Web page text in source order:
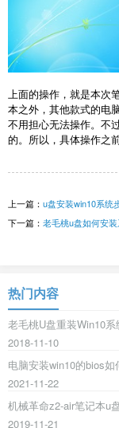
上面的操作，就是本次
本之外，其他款式的电
不用担心无法操作。不
的。所以，具体操作之
上一篇： u盘安装win10系统
下一篇： 老毛桃u盘如何安
热门内容
老毛桃U盘重装Win10系
2018-11-10
电脑安装win10的bios
2021-11-22
机械革命z2-air笔记本u
2019-11-21